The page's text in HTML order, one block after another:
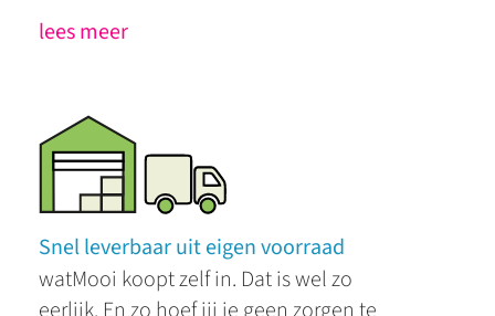
lees meer
Snel leverbaar uit eigen voorraad
watMooi koopt zelf in. Dat is wel zo